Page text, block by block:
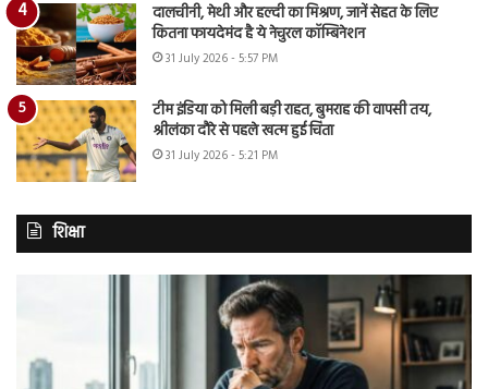
दालचीनी, मेथी और हल्दी का मिश्रण, जानें सेहत के लिए
कितना फायदेमंद है ये नेचुरल कॉम्बिनेशन
31 July 2026 - 5:57 PM
टीम इंडिया को मिली बड़ी राहत, बुमराह की वापसी तय,
श्रीलंका दौरे से पहले खत्म हुई चिंता
31 July 2026 - 5:21 PM
शिक्षा